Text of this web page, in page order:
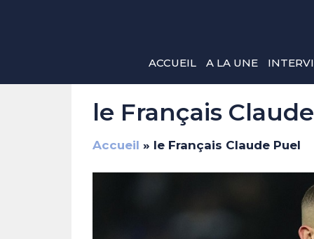
ACCUEIL A LA UNE
le Français
Accueil » le Français Claude Puel